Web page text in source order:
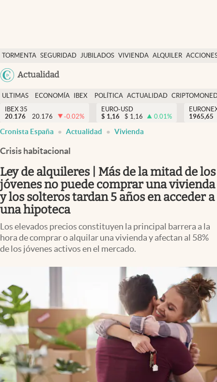
TORMENTA SEGURIDAD JUBILADOS VIVIENDA ALQUILER
USA
Actualidad
Economía y finanzas
Política
Actualidad
Criptomonedas
España
ULTIMAS
NOTICIAS
ECONOMÍA
FINANZAS
IBEX
EURO
POLÍTICA ACTUALIDAD
IBEX 35
20.176
20.176 -0.02%
EURO-USD
$ 1,16 $ 1,16 0.01%
1965,65
Cronista España Actualidad Vivienda
Crisis habitacional
Ley de alquileres | Más de la mitad de los
jóvenes no puede comprar una vivienda
y los solteros tardan 5 años en acceder a
una hipoteca
Los elevados precios constituyen la principal barrera a la
hora de comprar o alquilar una vivienda y afectan al 58%
de los jóvenes activos en el mercado.